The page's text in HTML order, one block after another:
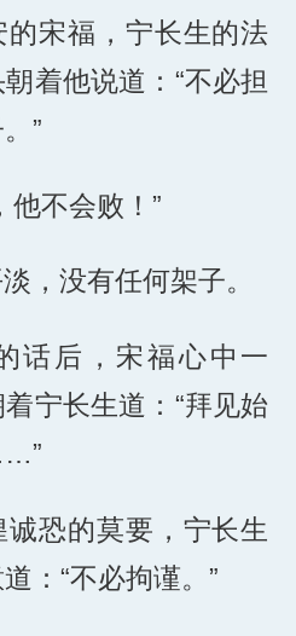
的宋福，宁长生的法
着他说道：“不必担
”
他不会败！”
，没有任何架子。
话后，宋福心中一
宁长生道：“拜见始
恐的莫要，宁长生
：“不必拘谨。”